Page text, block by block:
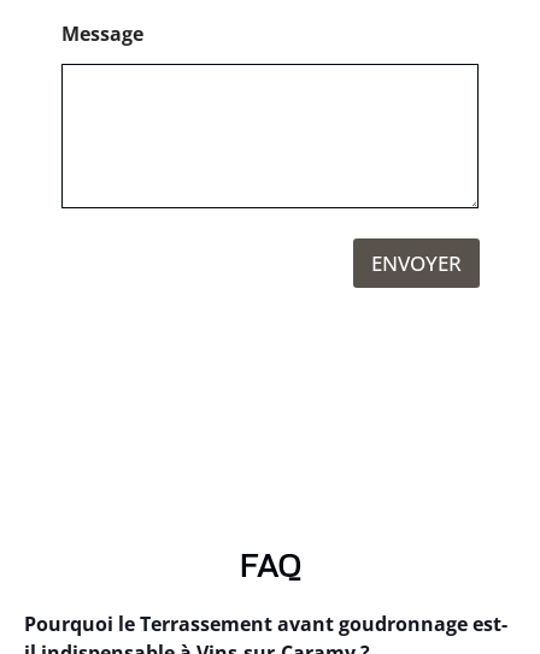
Message
ENVOYER
FAQ
Pourquoi le Terrassement avant goudronnage est-